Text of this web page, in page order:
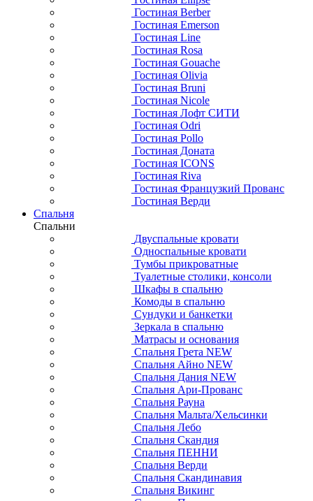
Гостиная Berber
Гостиная Emerson
Гостиная Line
Гостиная Rosa
Гостиная Gouache
Гостиная Olivia
Гостиная Bruni
Гостиная Nicole
Гостиная Лофт СИТИ
Гостиная Odri
Гостиная Pollo
Гостиная Доната
Гостиная ICONS
Гостиная Riva
Гостиная Французкий Прованс
Гостиная Верди
Спальня
Спальни
Двуспальные кровати
Односпальные кровати
Тумбы прикроватные
Туалетные столики, консоли
Шкафы в спальню
Комоды в спальню
Сундуки и банкетки
Зеркала в спальню
Матрасы и основания
Спальня Грета NEW
Спальня Айно NEW
Спальня Дания NEW
Спальня Ари-Прованс
Спальня Рауна
Спальня Мальта/Хельсинки
Спальня Лебо
Спальня Скандия
Спальня ПЕННИ
Спальня Верди
Спальня Скандинавия
Спальня Викинг